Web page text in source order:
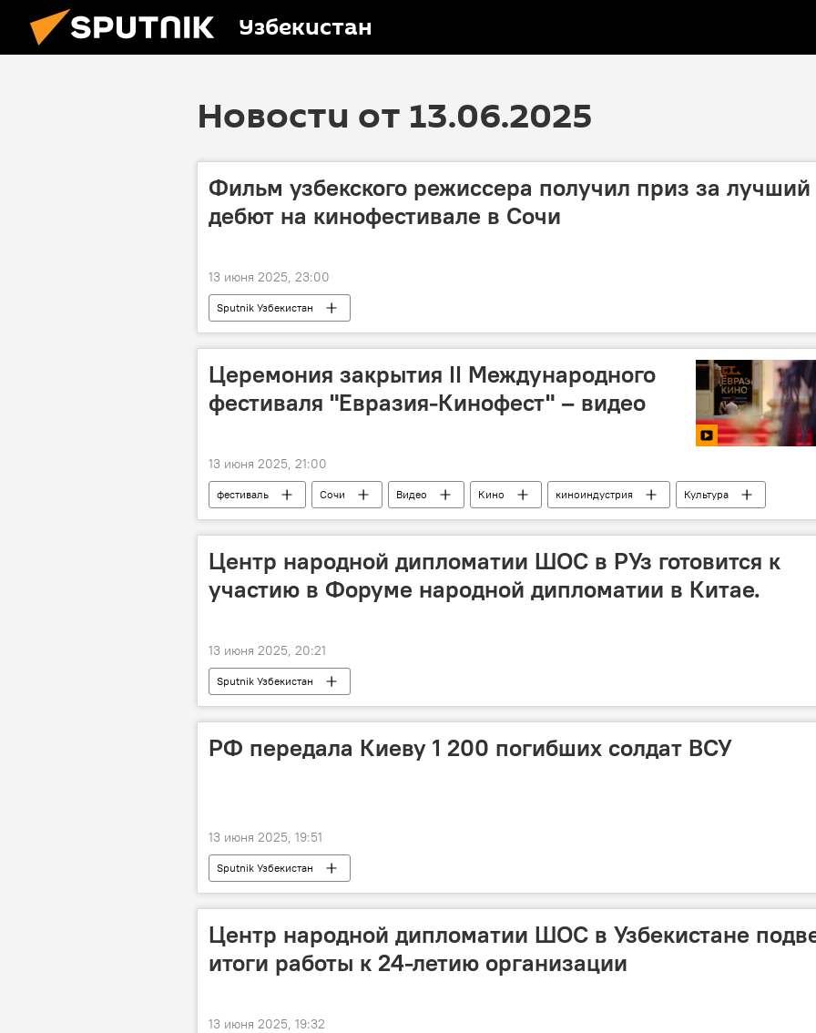
Узбекистан
Новости от 13.06.2025
Фильм узбекского режиссера получил приз за лучший
дебют на кинофестивале в Сочи
13 июня 2025, 23:00
Sputnik Узбекистан
Церемония закрытия II Международного
фестиваля "Евразия-Кинофест" – видео
13 июня 2025, 21:00
фестиваль Сочи Видео Кино киноиндустрия
Культура
Евразия
Россия кинематограф
Центр народной дипломатии ШОС в РУз готовится к
участию в Форуме народной дипломатии в Китае.
13 июня 2025, 20:21
Sputnik Узбекистан
РФ передала Киеву 1 200 погибших солдат ВСУ
13 июня 2025, 19:51
Sputnik Узбекистан
Центр народной дипломатии ШОС в Узбекистане
итоги работы к 24-летию организации
13 июня 2025, 19:32